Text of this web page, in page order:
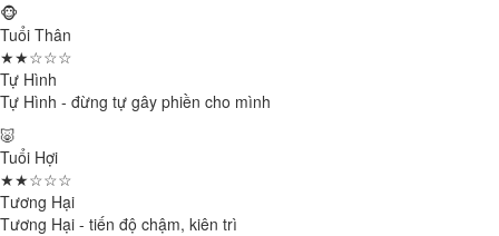
🐵
Tuổi Thân
★★☆☆☆
Tự Hình
Tự Hình - đừng tự gây phiền cho mình
🐷
Tuổi Hợi
★★☆☆☆
Tương Hại
Tương Hại - tiến độ chậm, kiên trì